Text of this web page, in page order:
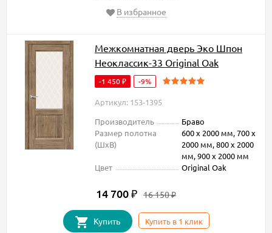
В избранное
Межкомнатная дверь Эко Шпон
Неоклассик-33 Original Oak
-1 450 ₽ -9%
Артикул: 153-1395
Производитель
Браво
Размер полотна
(ШxВ)
600 х 2000 мм, 700 х
2000 мм, 800 х 2000
мм, 900 х 2000 мм
Цвет
Original Oak
14 700 ₽ 16 150₽
Купить Купить в 1 клик